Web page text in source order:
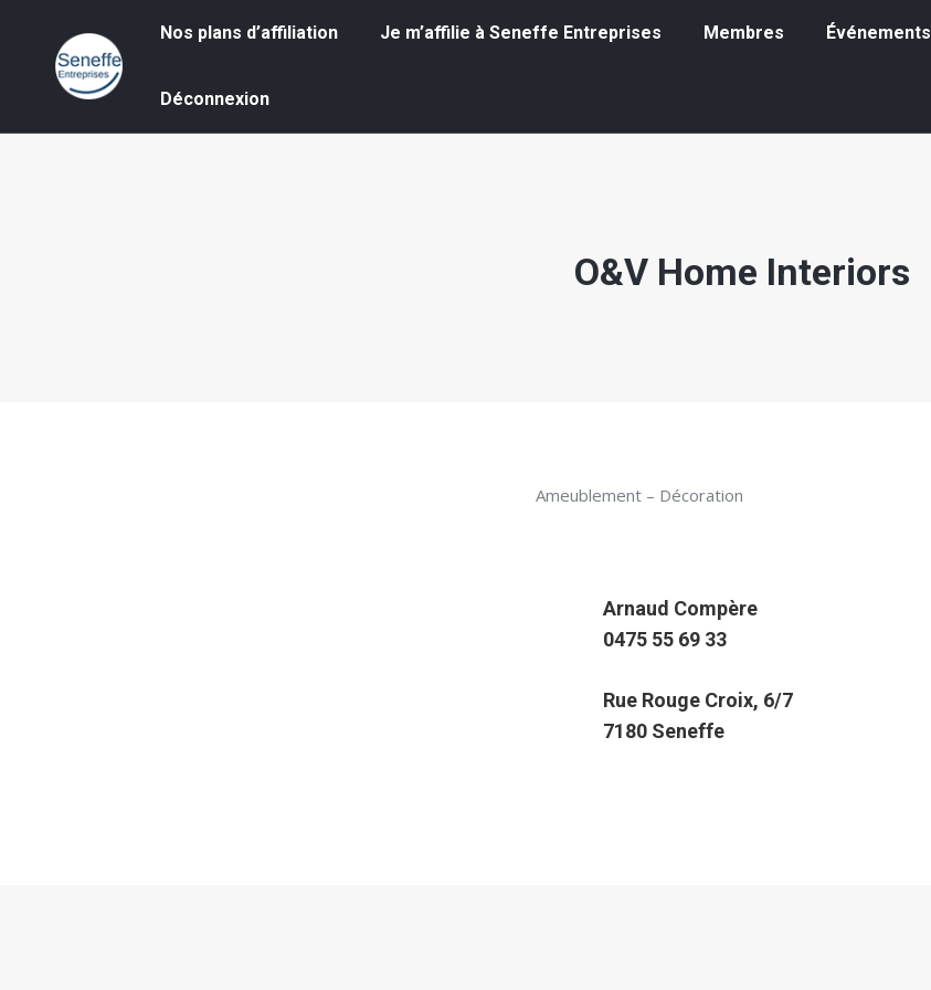
Nos plans d’affiliation Je m’affilie à Seneffe Entreprises Membres Événements
Déconnexion
O&V Home Interiors
Ameublement – Décoration
Arnaud Compère
0475 55 69 33
Rue Rouge Croix, 6/7
7180 Seneffe
Nos plans d’affiliation Je m’affilie à Seneffe Entreprises Membres Événements